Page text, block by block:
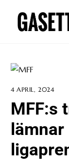
content
4 APRIL, 2024
MFF:s
lämnar